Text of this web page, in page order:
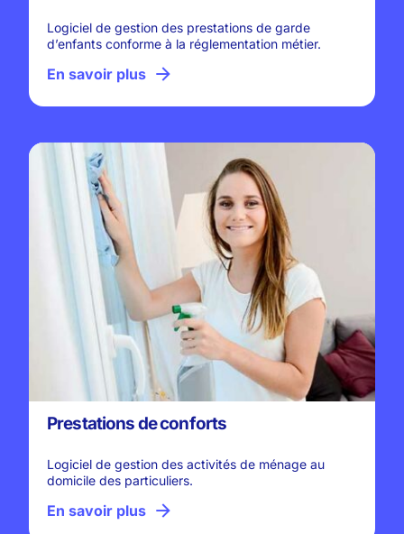
Logiciel de gestion des prestations de garde
d’enfants conforme à la réglementation métier.
En savoir plus
Prestations de conforts
Logiciel de gestion des activités de ménage au
domicile des particuliers.
En savoir plus